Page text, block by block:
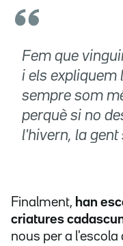
Fem que
i els expliquem
sempre som
perquè si no
l'hivern, la gent
Finalment, han
criatures
nous per a l'escola